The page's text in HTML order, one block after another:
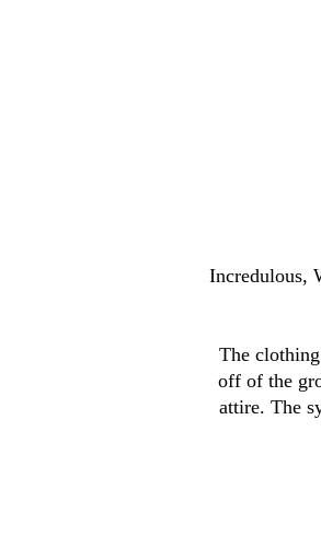
Incredulous,
The
off of the
attire. The